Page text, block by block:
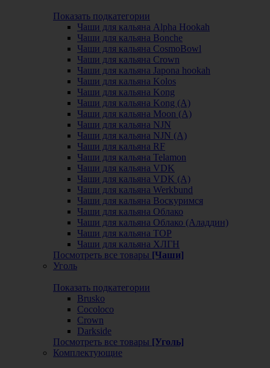
Показать подкатегории
Чаши для кальяна Alpha Hookah
Чаши для кальяна Bonche
Чаши для кальяна CosmoBowl
Чаши для кальяна Crown
Чаши для кальяна Japona hookah
Чаши для кальяна Kolos
Чаши для кальяна Kong
Чаши для кальяна Kong (A)
Чаши для кальяна Moon (А)
Чаши для кальяна NJN
Чаши для кальяна NJN (А)
Чаши для кальяна RF
Чаши для кальяна Telamon
Чаши для кальяна VDK
Чаши для кальяна VDK (А)
Чаши для кальяна Werkbund
Чаши для кальяна Воскуримся
Чаши для кальяна Облако
Чаши для кальяна Облако (Аладдин)
Чаши для кальяна ТОР
Чаши для кальяна ХЛГН
Посмотреть все товары [Чаши]
Уголь
Показать подкатегории
Brusko
Cocoloco
Crown
Darkside
Посмотреть все товары [Уголь]
Комплектующие